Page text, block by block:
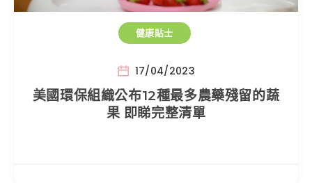
健康貼士
17/04/2023
美國環保組織公布12種最多農藥殘留的蔬
果 即睇完整清單